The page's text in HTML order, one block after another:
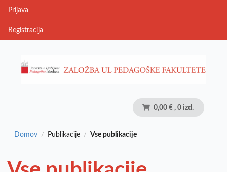
Prijava
Registracija
0,00 € , 0 izd.
Domov / Publikacije / Vse publikacije